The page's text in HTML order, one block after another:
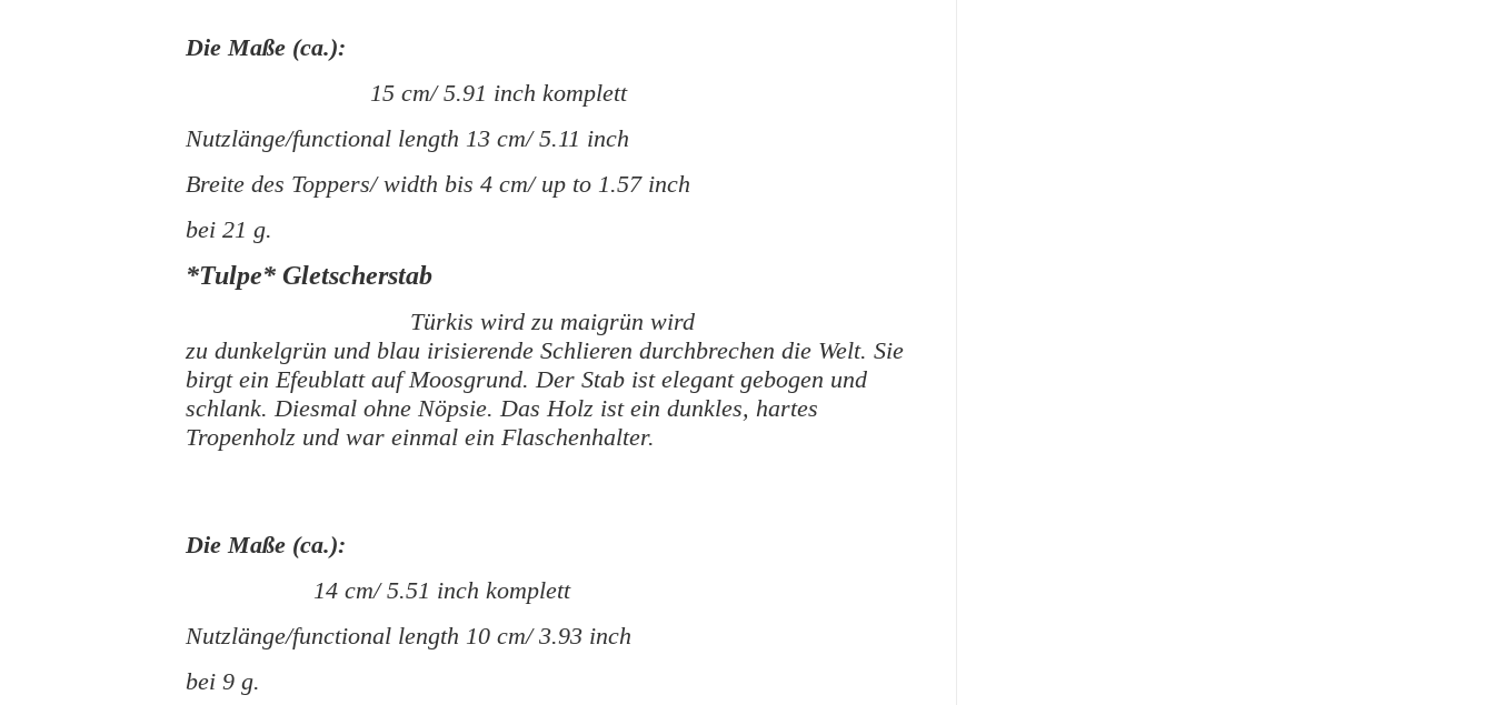
Die Maße (ca.):
15 cm/ 5.91 inch komplett
Nutzlänge/functional length 13 cm/ 5.11 inch
Breite des Toppers/ width bis 4 cm/ up to 1.57 inch
bei 21 g.
*Tulpe* Gletscherstab
Türkis wird zu maigrün wird
zu dunkelgrün und blau irisierende Schlieren durchbrechen die Welt. Sie
birgt ein Efeublatt auf Moosgrund. Der Stab ist elegant gebogen und
schlank. Diesmal ohne Nöpsie. Das Holz ist ein dunkles, hartes
Tropenholz und war einmal ein Flaschenhalter.
Die Maße (ca.):
14 cm/ 5.51 inch komplett
Nutzlänge/functional length 10 cm/ 3.93 inch
bei 9 g.